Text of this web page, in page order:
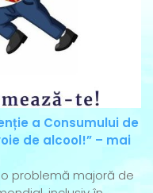
a Consumului de
de alcool!” – mai
problemă majoră de